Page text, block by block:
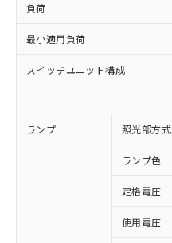
負荷
最小適用負荷
スイッチユニット構成
ランプ 照光部方式
ランプ色
定格電圧
使用電圧